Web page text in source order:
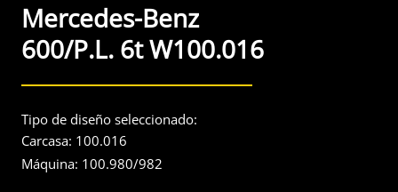
Mercedes-Benz
600/P.L. 6t W100.016
Tipo de diseño seleccionado:
Carcasa: 100.016
Máquina: 100.980/982